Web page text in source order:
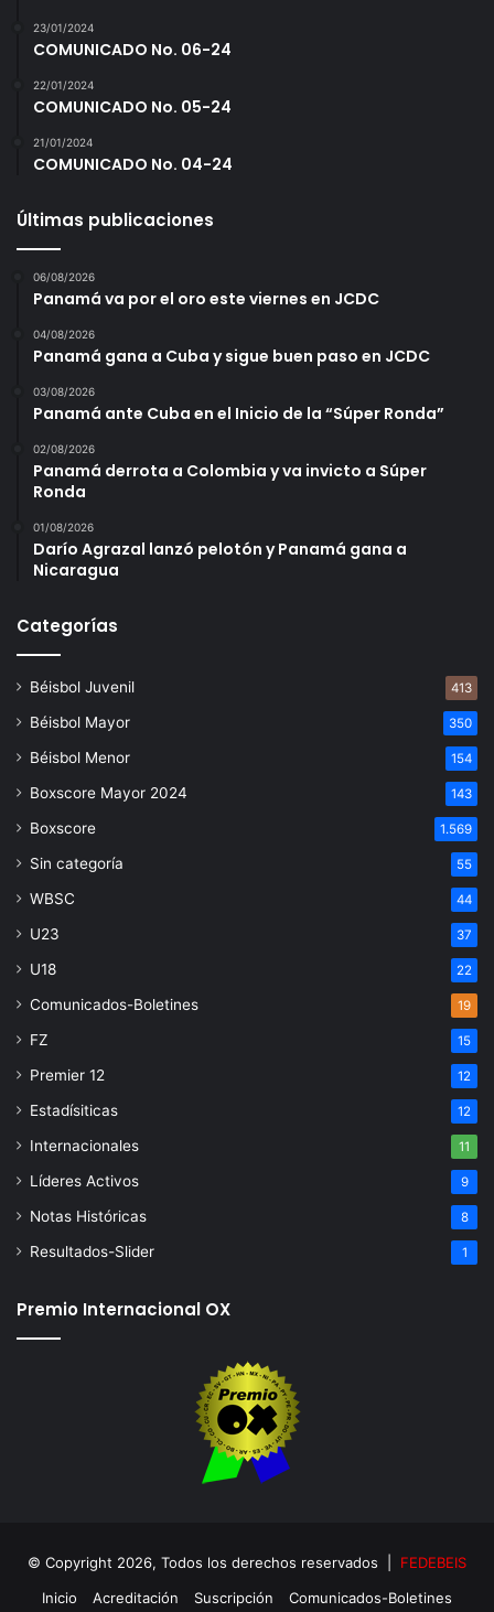
23/01/2024
COMUNICADO No. 06-24
22/01/2024
COMUNICADO No. 05-24
21/01/2024
COMUNICADO No. 04-24
Últimas publicaciones
06/08/2026
Panamá va por el oro este viernes en JCDC
04/08/2026
Panamá gana a Cuba y sigue buen paso en JCDC
03/08/2026
Panamá ante Cuba en el Inicio de la “Súper Ronda”
02/08/2026
Panamá derrota a Colombia y va invicto a Súper
Ronda
01/08/2026
Darío Agrazal lanzó pelotón y Panamá gana a
Nicaragua
Categorías
Béisbol Juvenil 413
Béisbol Mayor 350
Béisbol Menor 154
Boxscore Mayor 2024 143
Boxscore 1.569
Sin categoría 55
WBSC 44
U23 37
U18 22
Comunicados-Boletines 19
FZ 15
Premier 12 12
Estadísiticas 12
Internacionales 11
Líderes Activos 9
Notas Históricas 8
Resultados-Slider 1
Premio Internacional OX
© Copyright 2026, Todos los derechos reservados | FEDEBEIS
Inicio
Acreditación Suscripción Comunicados-Boletines